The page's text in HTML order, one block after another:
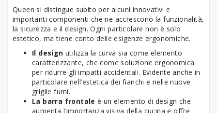
Queen si distingue subito per alcuni innovativi e
importanti componenti che ne accrescono la funzionalità,
la sicurezza e il design. Ogni particolare non è solo
estetico, ma tiene conto delle esigenze ergonomiche.
Il design utilizza la curva sia come elemento
caratterizzante, che come soluzione ergonomica
per ridurre gli impatti accidentali. Evidente anche in
particolare nell’estetica dei fianchi e nelle nuove
griglie fumi.
La barra frontale è un elemento di design che
aumenta l’importanza visiva della cucina e offre